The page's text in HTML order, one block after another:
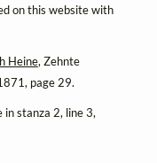
on this website with
Heine, Zehnte
page 29.
stanza 2, line 3,